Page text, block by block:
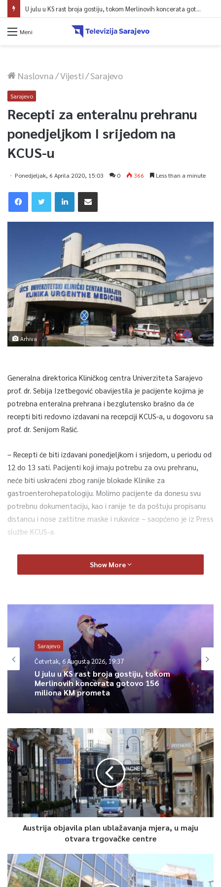
U julu u KS rast broja gostiju, tokom Merlinovih koncerata gotovo 156 miliona KM prometa
Meni
Naslovna/Vijesti/Sarajevo
Sarajevo
Recepti za enteralnu prehranu
ponedjeljkom I srijedom na
KCUS-u
Ponedjeljak, 6 Aprila 2020, 15:03 0 366 Less than a minute
Arhiva
Generalna direktorica Kliničkog centra Univerziteta Sarajevo
prof. dr. Sebija Izetbegović obavijestila je pacijente kojima je
potrebna enteralna prehrana i bezglutensko brašno da će
recepti biti redovno izdavani na recepciji KCUS-a, u dogovoru sa
prof. dr. Senijom Rašić.
– Recepti će biti izdavani ponedjeljkom i srijedom, u periodu od
12 do 13 sati. Pacijenti koji imaju potrebu za ovu prehranu,
neće biti uskraćeni zbog ranije blokade Klinike za
gastroenterohepatologiju. Molimo pacijente da donesu svu
potrebnu dokumentaciju, kao i ranije te da poštuju propisanu
distancu i nose zaštitne maske i rukavice – saopćeno je iz Press
službe KCUS-a.
0
kcus
Show More
Sarajevo
Četvrtak, 6 Augusta 2026, 19:37
U julu u KS rast broja gostiju, tokom
Merlinovih koncerata gotovo 156
miliona KM prometa
Austrija objavila plan ublažavanja mjera, u maju
otvara trgovačke centre